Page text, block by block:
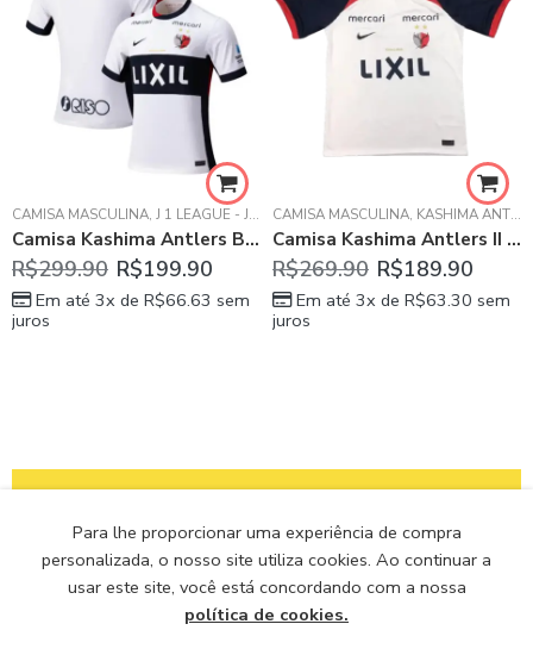
CAMISA MASCULINA, J 1 LEAGUE - JAPÃO ,KASHIMA ANTLERS
Camisa Kashima Antlers Branca Away 2025/26 Masculina
R$299.90 R$199.90
Em até 3x de R$66.63 sem
juros
CAMISA MASCULINA, KASHIMA ANTLERS
Camisa Kashima Antlers II Away Branca 2023/24 Masculina
R$269.90 R$189.90
Em até 3x de R$63.30 sem
juros
RECEBA EM
TROCA E
DEVOLUÇÕES
EM ATÉ 7 DIAS
ÚTEIS - CONSULTE
PARCELE EM ATÉ
COM TODOS
CARTÕES -
SITE 100%
Para lhe proporcionar uma experiência de compra
personalizada, o nosso site utiliza cookies. Ao continuar a
usar este site, você está concordando com a nossa
política de cookies.